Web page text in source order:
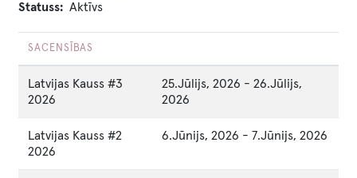
Statuss
Aktīvs
SACENSĪBAS
Latvijas Kauss #3
2026
25.Jūlijs, 2026 - 26.Jūlijs,
2026
Latvijas Kauss #2
2026
6.Jūnijs, 2026 - 7.Jūnijs, 2026